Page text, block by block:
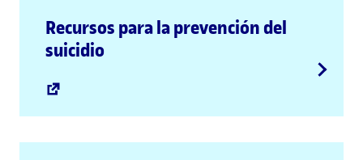
Recursos para la prevención del
suicidio